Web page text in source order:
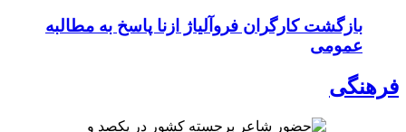
بازگشت کارگران فروآلیاژ ازنا پاسخ به مطالبه
عمومی
فرهنگی